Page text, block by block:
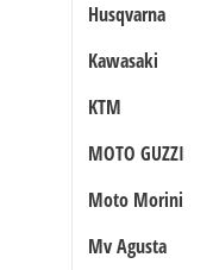
Husqvarna
Kawasaki
KTM
MOTO GUZZI
Moto Morini
Mv Agusta